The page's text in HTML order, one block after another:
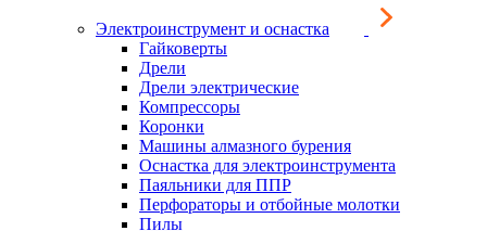
Электроинструмент и оснастка
Гайковерты
Дрели
Дрели электрические
Компрессоры
Коронки
Машины алмазного бурения
Оснастка для электроинструмента
Паяльники для ППР
Перфораторы и отбойные молотки
Пилы